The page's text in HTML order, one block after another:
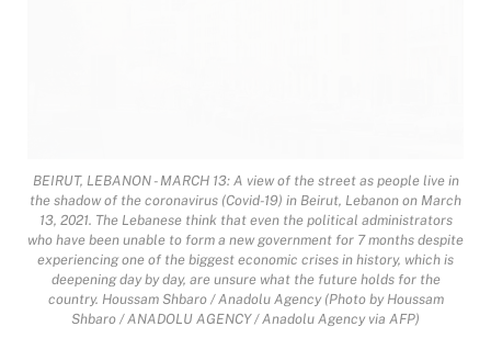
BEIRUT, LEBANON - MARCH 13: A view of the street as people live in
the shadow of the coronavirus (Covid-19) in Beirut, Lebanon on March
13, 2021. The Lebanese think that even the political administrators
who have been unable to form a new government for 7 months despite
experiencing one of the biggest economic crises in history, which is
deepening day by day, are unsure what the future holds for the
country. Houssam Shbaro / Anadolu Agency (Photo by Houssam
Shbaro / ANADOLU AGENCY / Anadolu Agency via AFP)